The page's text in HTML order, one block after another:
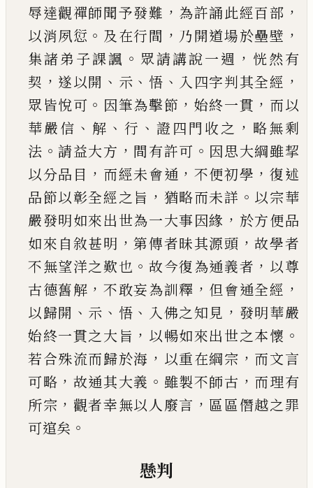
辱達觀禪師聞予發難 ， 為許誦此經百部 ，
以消夙愆 。 及在行間 ， 乃開道場於壘壁 ，
集諸弟 子課諷 。 眾請講說一週 ， 恍然有
契 ， 遂以開 、 示 、 悟 、 入 四字判其全經 ，
眾皆悅可 。 因筆為擊節 ， 始終一貫 ， 而以
華嚴信 、 解 、 行 、 證四門收之 ， 略無剩
法 。請益大方 ， 間有許可 。 因思大綱雖挈
以分品目 ， 而經未會通 ， 不便初學 ， 復述
品節以彰全經之旨 ， 猶略而未詳 。 以宗華
嚴發明如來出世為一大事因緣 ， 於方便品
如來自敘甚明 ，第傳者昧其源頭 ，故學者
不無望洋之歎也 。 故今復為通義者 ， 以尊
古德舊解 ，不敢妄為訓釋 ， 但會通全經 ，
以歸開 、 示 、 悟 、 入佛之知見 ， 發明華嚴
始終一貫之大旨 ， 以暢如來出世之本懷 。
若合殊流而歸於海 ， 以重在綱宗 ， 而文言
可略 ， 故通其大義 。 雖製不師古 ， 而理有
所宗 ， 觀者幸無以人廢言 ， 區區僭越之罪
可逭矣 。
懸判